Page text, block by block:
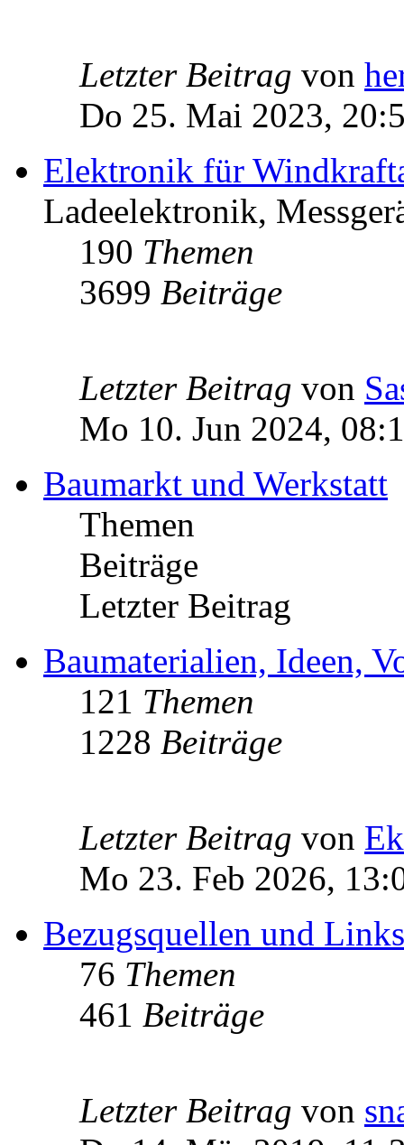
Letzter Beitrag von
Do 25. Mai 2023,
Elektronik für
Ladeelektronik,
190 Themen
3699 Beiträge
Letzter Beitrag von
Mo 10. Jun 2024,
Baumarkt und Werkstatt
Themen
Beiträge
Letzter Beitrag
Baumaterialien, Ideen,
121 Themen
1228 Beiträge
Letzter Beitrag von
Mo 23. Feb 2026,
Bezugsquellen und Links
76 Themen
461 Beiträge
Letzter Beitrag von